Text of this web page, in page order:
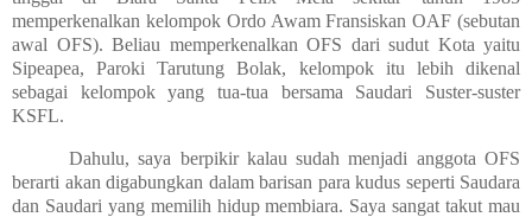
memperkenalkan kelompok Ordo Awam Fransiskan OAF (sebutan
awal OFS). Beliau memperkenalkan OFS dari sudut Kota yaitu
Sipeapea, Paroki Tarutung Bolak, kelompok itu lebih dikenal
sebagai kelompok yang tua-tua bersama Saudari Suster-suster
KSFL.
Dahulu, saya berpikir kalau sudah menjadi anggota OFS
berarti akan digabungkan dalam barisan para kudus seperti Saudara
dan Saudari yang memilih hidup membiara. Saya sangat takut mau